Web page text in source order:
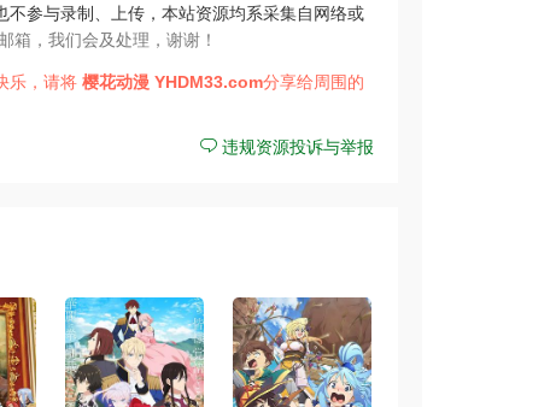
参与录制、上传，本站资源均系采集自网络或
箱，我们会及处理，谢谢！
乐，请将樱花动漫 YHDM33.com分享给周围的
违规资源投诉与举报